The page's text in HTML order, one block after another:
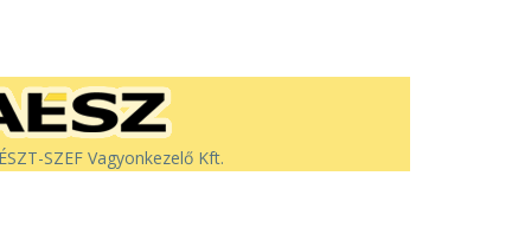
SZEF Vagyonkezelő Kft.